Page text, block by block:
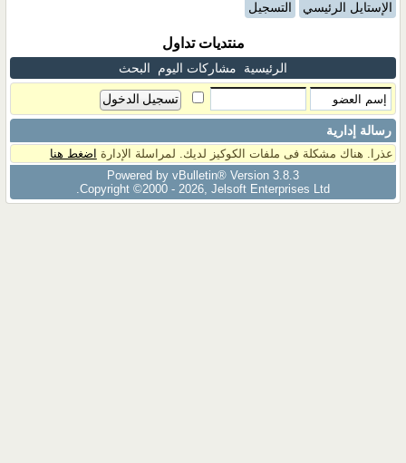
الإستايل الرئيسي التسجيل
منتديات تداول
الرئيسية مشاركات اليوم البحث
رسالة إدارية
عذرا. هناك مشكلة فى ملفات الكوكيز لديك. لمراسلة الإدارة اضغط هنا
Powered by vBulletin® Version 3.8.3
Copyright ©2000 - 2026, Jelsoft Enterprises Ltd.